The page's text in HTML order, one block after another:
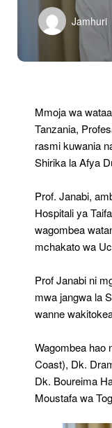
Jamhuri
Mmoja wa
Tanzania,
rasmi kuwania
Shirika la Afya
Prof. Janabi,
Hospitali ya
wagombea
mchakato wa
Prof Janabi ni
mwa jangwa la
wanne
Wagombea hao
Coast), Dk.
Dk. Boureima
Moustafa wa